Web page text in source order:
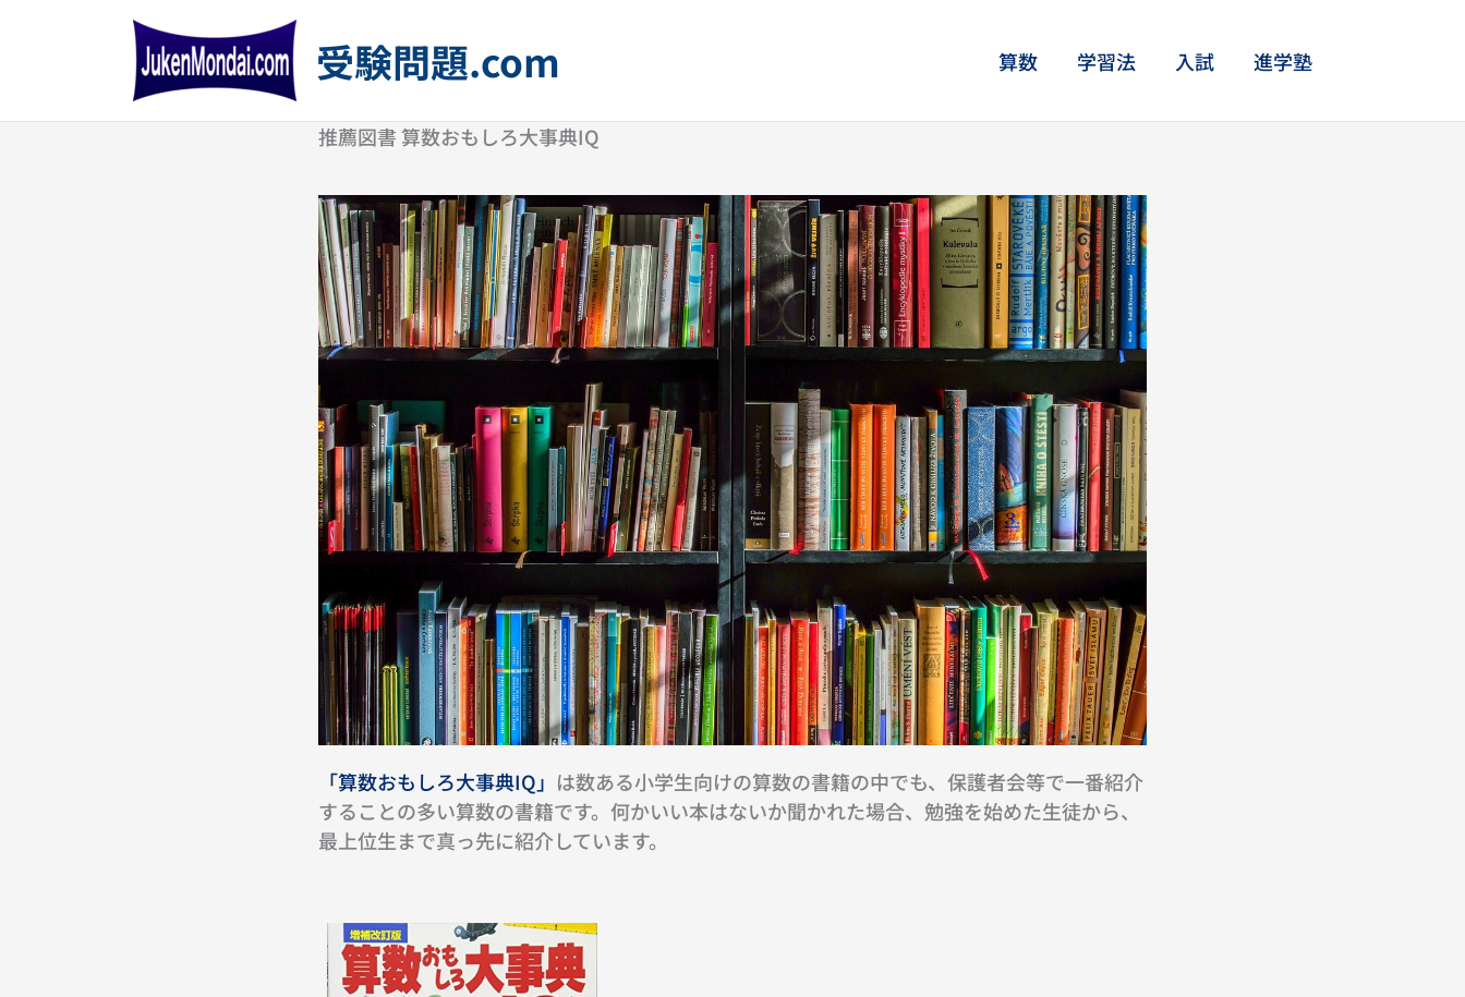
キ
受験問題.com 算数 学習法 入試 進学塾
推薦図書 算数おもしろ大事典IQ
「算数おもしろ大事典IQ」 は数ある小学生向けの算数の書籍の中でも、保護者会等で一番紹介
することの多い算数の書籍です。何かいい本はないか聞かれた場合、勉強を始めた生徒から、
最上位生まで真っ先に紹介しています。